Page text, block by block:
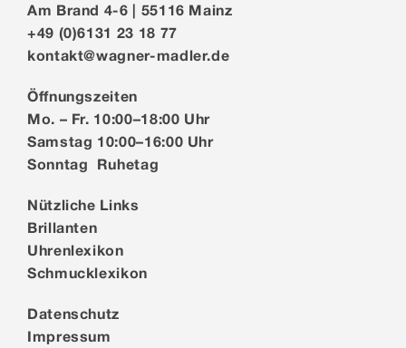
Am Brand 4-6 | 55116 Mainz
+49 (0)6131 23 18 77
kontakt@wagner-madler.de
Öffnungszeiten
Mo. – Fr. 10:00–18:00 Uhr
Samstag 10:00–16:00 Uhr
Sonntag Ruhetag
Nützliche Links
Brillanten
Uhrenlexikon
Schmucklexikon
Datenschutz
Impressum